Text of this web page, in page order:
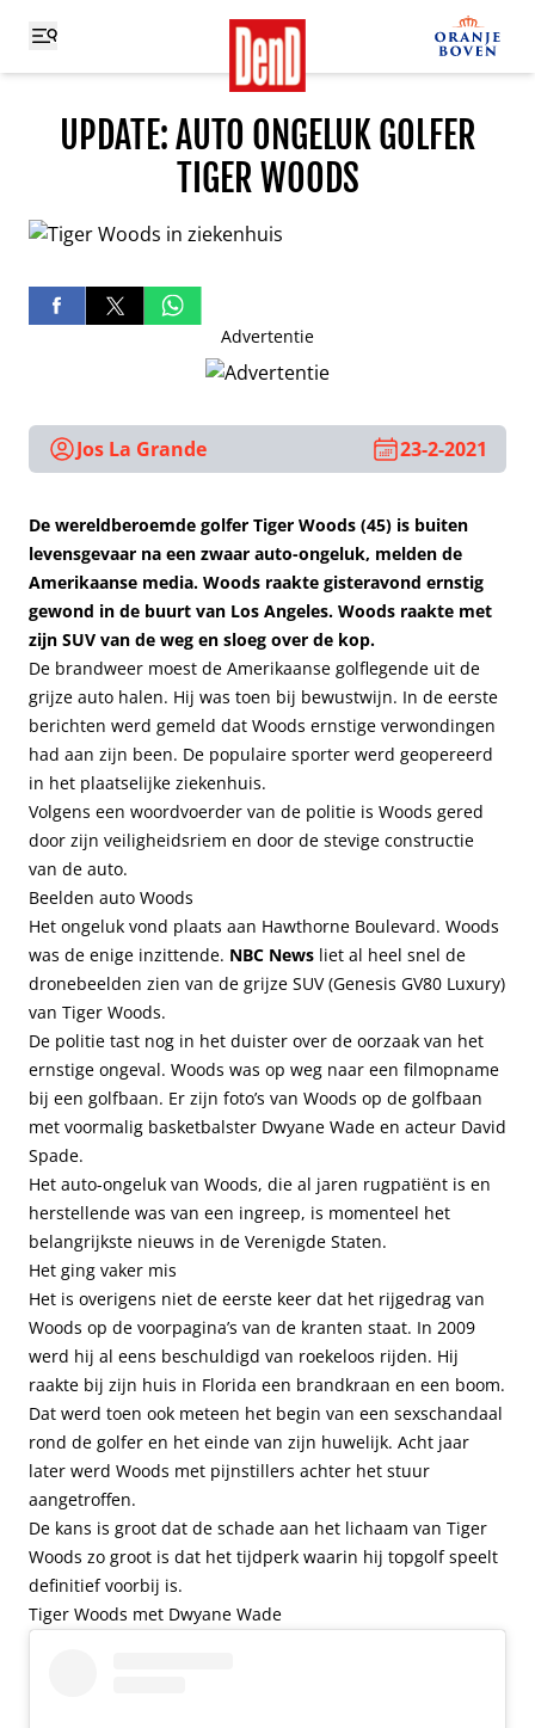
UPDATE: AUTO ONGELUK GOLFER
TIGER WOODS
Advertentie
Jos La Grande 23-2-2021
De wereldberoemde golfer Tiger Woods (45) is buiten
levensgevaar na een zwaar auto-ongeluk, melden de
Amerikaanse media. Woods raakte gisteravond ernstig
gewond in de buurt van Los Angeles. Woods raakte met
zijn SUV van de weg en sloeg over de kop.
De brandweer moest de Amerikaanse golflegende uit de
grijze auto halen. Hij was toen bij bewustwijn. In de eerste
berichten werd gemeld dat Woods ernstige verwondingen
had aan zijn been. De populaire sporter werd geopereerd
in het plaatselijke ziekenhuis.
Volgens een woordvoerder van de politie is Woods gered
door zijn veiligheidsriem en door de stevige constructie
van de auto.
Beelden auto Woods
Het ongeluk vond plaats aan Hawthorne Boulevard. Woods
was de enige inzittende. NBC News liet al heel snel de
dronebeelden zien van de grijze SUV (Genesis GV80 Luxury)
van Tiger Woods.
De politie tast nog in het duister over de oorzaak van het
ernstige ongeval. Woods was op weg naar een filmopname
bij een golfbaan. Er zijn foto’s van Woods op de golfbaan
met voormalig basketbalster Dwyane Wade en acteur David
Spade.
Het auto-ongeluk van Woods, die al jaren rugpatiënt is en
herstellende was van een ingreep, is momenteel het
belangrijkste nieuws in de Verenigde Staten.
Het ging vaker mis
Het is overigens niet de eerste keer dat het rijgedrag van
Woods op de voorpagina’s van de kranten staat. In 2009
werd hij al eens beschuldigd van roekeloos rijden. Hij
raakte bij zijn huis in Florida een brandkraan en een boom.
Dat werd toen ook meteen het begin van een sexschandaal
rond de golfer en het einde van zijn huwelijk. Acht jaar
later werd Woods met pijnstillers achter het stuur
aangetroffen.
De kans is groot dat de schade aan het lichaam van Tiger
Woods zo groot is dat het tijdperk waarin hij topgolf speelt
definitief voorbij is.
Tiger Woods met Dwyane Wade